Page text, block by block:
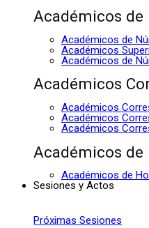
Académicos de
Académicos de
Académicos
Académicos de
Académicos
Académicos
Académicos
Académicos
Académicos de
Académicos de
Sesiones y Actos
Próximas Sesiones